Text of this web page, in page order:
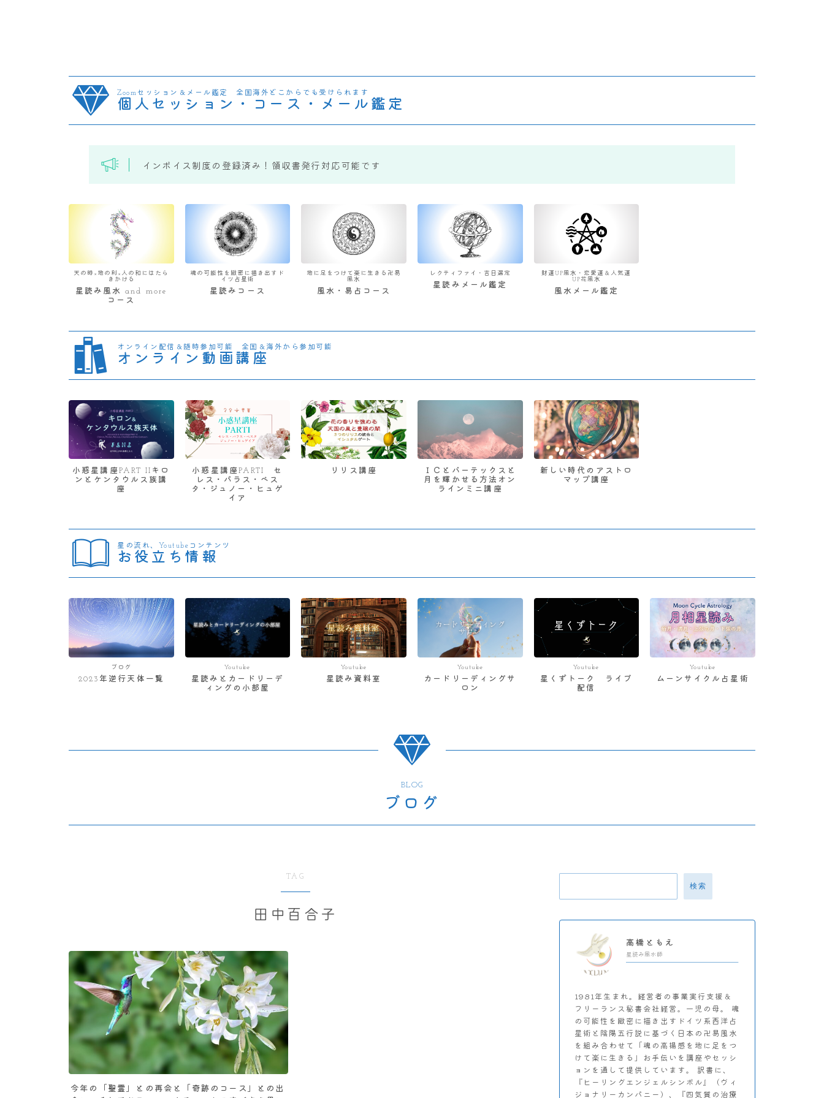
Zoomセッション＆メール鑑定 全国海外どこからでも受けられます
個人セッション・コース・メール鑑定
インボイス制度の登録済み！領収書発行対応可能です
天の時×地の利×人の和にはたら
きかける
星読み風水 and more
コース
魂の可能性を緻密に描き出すド
イツ占星術
星読みコース
地に足をつけて楽に生きる卍易
風水
風水・易占コース
レクティファイ・吉日選定
星読みメール鑑定
財運UP風水・恋愛運＆人気運
UP花風水
風水メール鑑定
オンライン配信＆随時参加可能 全国＆海外から参加可能
オンライン動画講座
小惑星講座PART IIキロ
ンとケンタウルス族講
座
小惑星講座PARTI セ
レス・パラス・ベス
タ・ジュノー・ヒュゲ
イア
リリス講座
ＩＣとバーテックスと
月を輝かせる方法オン
ラインミニ講座
新しい時代のアストロ
マップ講座
星の流れ、Youtubeコンテンツ
お役立ち情報
ブログ
2023年逆行天体一覧
Youtube
星読みとカードリーデ
ィングの小部屋
Youtube
星読み資料室
Youtube
カードリーディングサ
ロン
Youtube
星くずトーク ライブ
配信
Youtube
ムーンサイクル占星術
BLOG
ブログ
TAG
田中百合子
今年の「聖霊」との再会と「奇跡のコース」との出
検索
高橋ともえ
星読み風水師
1981年生まれ。経営者の事業実行支援＆
フリーランス秘書会社経営。一児の母。 魂
の可能性を緻密に描き出すドイツ系西洋占
星術と陰陽五行説に基づく日本の卍易風水
を組み合わせて「魂の高揚感を地に足をつ
けて楽に生きる」お手伝いを講座やセッシ
ョンを通して提供しています。 訳書に、
『ヒーリングエンジェルシンボル』（ヴィ
ジョナリーカンパニー）、『四気質の治療